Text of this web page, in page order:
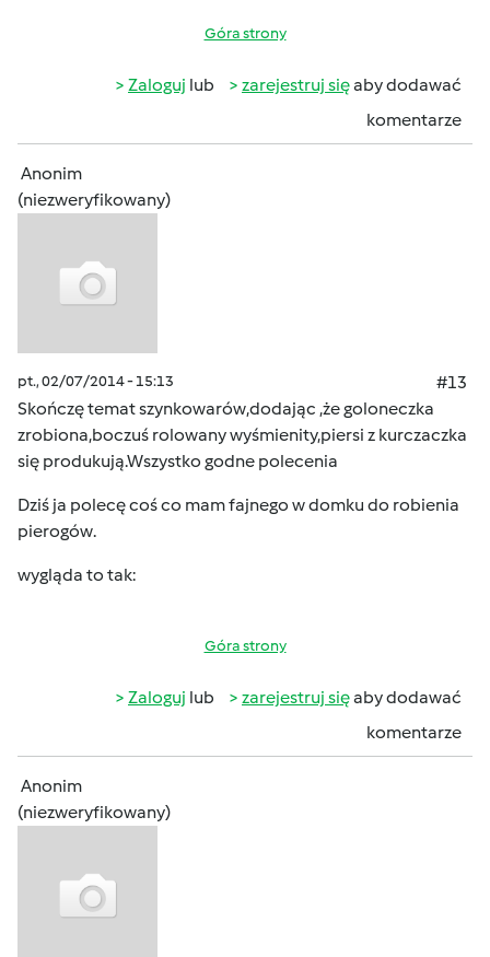
Góra strony
Zaloguj lub zarejestruj sięaby dodawać
komentarze
Anonim
(niezweryfikowany)
pt., 02/07/2014 - 15:13
#13
Skończę temat szynkowarów,dodając ,że goloneczka
zrobiona,boczuś rolowany wyśmienity,piersi z kurczaczka
się produkują.Wszystko godne polecenia
Dziś ja polecę coś co mam fajnego w domku do robienia
pierogów.
wygląda to tak:
Góra strony
Zaloguj lub zarejestruj sięaby dodawać
komentarze
Anonim
(niezweryfikowany)